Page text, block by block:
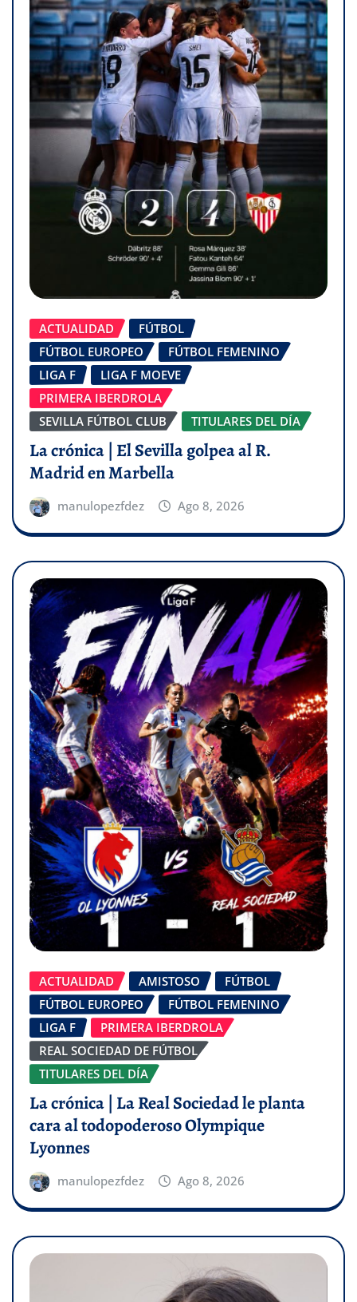
ACTUALIDAD
FÚTBOL
FÚTBOL EUROPEO
FÚTBOL FEMENINO
LIGA F
LIGA F MOEVE
PRIMERA IBERDROLA
SEVILLA FÚTBOL CLUB
TITULARES DEL DÍA
La crónica | El Sevilla golpea al R.
Madrid en Marbella
manulopezfdez Ago 8, 2026
ACTUALIDAD AMISTOSO
FÚTBOL
FÚTBOL EUROPEO
FÚTBOL FEMENINO
LIGA F
PRIMERA IBERDROLA
REAL SOCIEDAD DE FÚTBOL
TITULARES DEL DÍA
La crónica | La Real Sociedad le planta
cara al todopoderoso Olympique
Lyonnes
manulopezfdez Ago 8, 2026